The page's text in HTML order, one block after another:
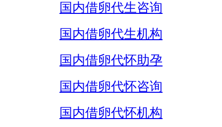
国内借卵代生咨询
国内借卵代生机构
国内借卵代怀助孕
国内借卵代怀咨询
国内借卵代怀机构